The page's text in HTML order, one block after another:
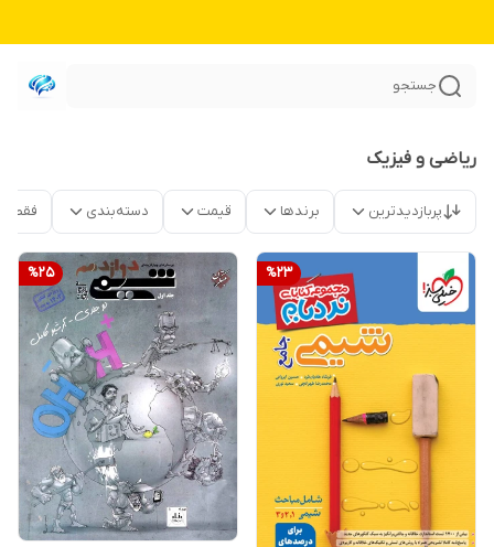
جستجو
ریاضی و فیزیک
پربازدیدترین برندها قیمت دسته‌بندی فقط
%23
%25